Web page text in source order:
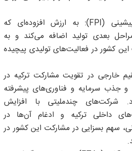
شاخص مشارکت پیشینی (FPI): به ارزش افزوده‌ای که
بعدی تولید اضافه می‌کند و به
کشور در فعالیت‌های تولیدی پیچیده
خارجی در تقویت مشارکت ترکیه در
و جذب سرمایه و فناوری‌های پیشرفته
شرکت‌های چندملیتی با افزایش
داخلی ترکیه و ادغام آن‌ها در
سهم بسزایی در مشارکت این کشور در